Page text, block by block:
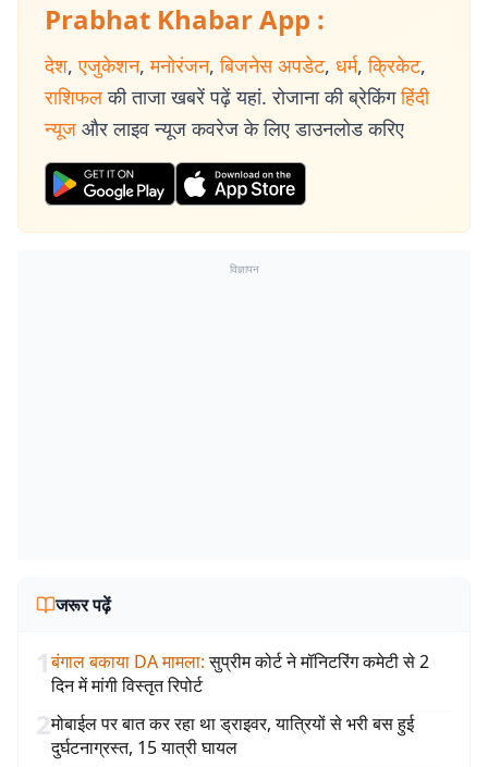
Prabhat Khabar App :
देश, एजुकेशन, मनोरंजन, बिजनेस अपडेट, धर्म, क्रिकेट,
राशिफल की ताजा खबरें पढ़ें यहां. रोजाना की ब्रेकिंग हिंदी
न्यूज और लाइव न्यूज कवरेज के लिए डाउनलोड करिए
विज्ञापन
जरूर पढ़ें
1बंगाल बकाया DA मामला: सुप्रीम कोर्ट ने मॉनिटरिंग कमेटी से 2
दिन में मांगी विस्तृत रिपोर्ट
2मोबाईल पर बात कर रहा था ड्राइवर, यात्रियों से भरी बस हुई
दुर्घटनाग्रस्त, 15 यात्री घायल